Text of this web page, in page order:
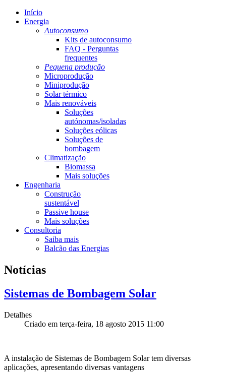
Início
Energia
Autoconsumo
Kits de autoconsumo
FAQ - Perguntas
frequentes
Pequena produção
Microprodução
Miniprodução
Solar térmico
Mais renováveis
Soluções
autónomas/isoladas
Soluções eólicas
Soluções de
bombagem
Climatização
Biomassa
Mais soluções
Engenharia
Construção
sustentável
Passive house
Mais soluções
Consultoria
Saiba mais
Balcão das Energias
Notícias
Sistemas de Bombagem Solar
Detalhes
Criado em terça-feira, 18 agosto 2015 11:00
A instalação de Sistemas de Bombagem Solar tem diversas
aplicações, apresentando diversas vantagens